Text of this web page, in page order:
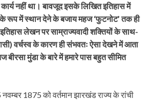
नहीं था। बावजूद इसके लिखित इतिहास में
रूप में स्थान देने के बजाय महज ‘फुटनोट’ तक ही
लेखन पर साम्राज्यवादी शक्तियों के साथ-
वर्चस्व के कारण ही संभवतः ऐसा देखने में आता
मुंडा के बारे में हमारे पास बहुत सीमित
1875 को वर्तमान झारखंड राज्य के रांची